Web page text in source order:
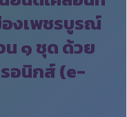
องเพชรบูรณ์
๑ ชุด ด้วย
อนิกส์ (e-